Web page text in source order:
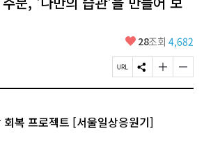
좋
요
28조회 4,682
페
이
R
L
S
N
유
하
글
자
글
자
회복 프로젝트 [서울일상응원기]